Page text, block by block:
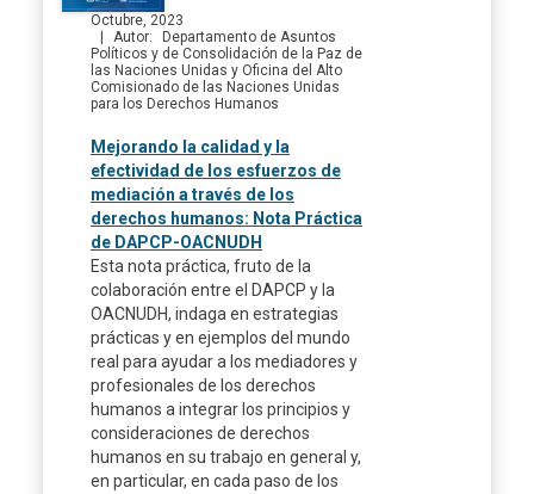
Octubre, 2023
Autor
Departamento de Asuntos
Políticos y de Consolidación de la Paz de
las Naciones Unidas y Oficina del Alto
Comisionado de las Naciones Unidas
para los Derechos Humanos
Mejorando la calidad y la
efectividad de los esfuerzos de
mediación a través de los
derechos humanos: Nota Práctica
de DAPCP-OACNUDH
Esta nota práctica, fruto de la
colaboración entre el DAPCP y la
OACNUDH, indaga en estrategias
prácticas y en ejemplos del mundo
real para ayudar a los mediadores y
profesionales de los derechos
humanos a integrar los principios y
consideraciones de derechos
humanos en su trabajo en general y,
en particular, en cada paso de los